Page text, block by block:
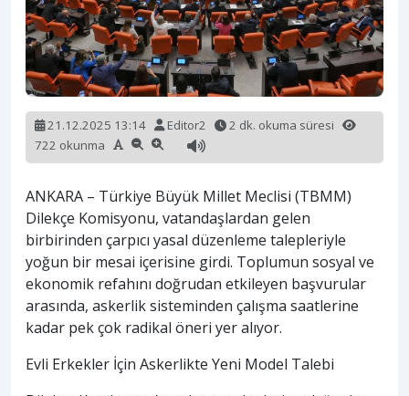
21.12.2025 13:14 Editor2
2 dk. okuma süresi
722 okunma
ANKARA – Türkiye Büyük Millet Meclisi (TBMM)
Dilekçe Komisyonu, vatandaşlardan gelen
birbirinden çarpıcı yasal düzenleme talepleriyle
yoğun bir mesai içerisine girdi. Toplumun sosyal ve
ekonomik refahını doğrudan etkileyen başvurular
arasında, askerlik sisteminden çalışma saatlerine
kadar pek çok radikal öneri yer alıyor.
Evli Erkekler İçin Askerlikte Yeni Model Talebi